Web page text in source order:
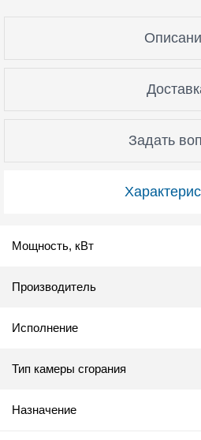
Задать
Мощность, кВт
Производитель
Исполнение
Тип камеры сгорания
Назначение